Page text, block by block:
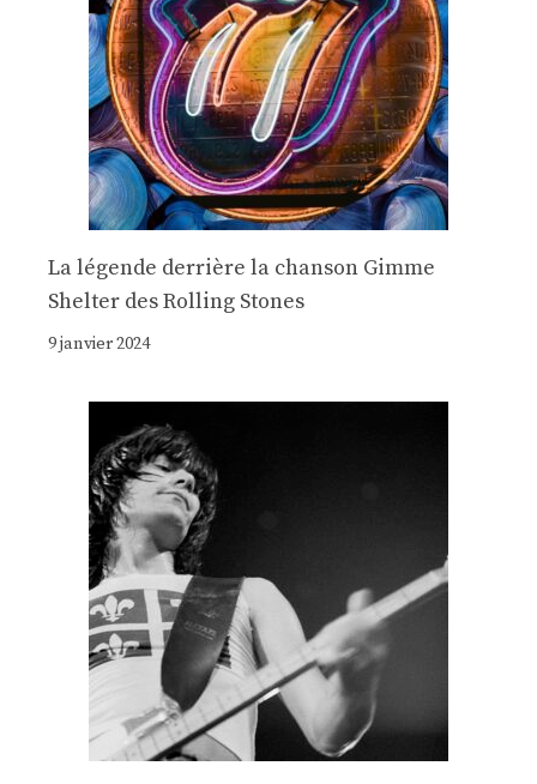
La légende derrière la chanson Gimme
Shelter des Rolling Stones
9 janvier 2024